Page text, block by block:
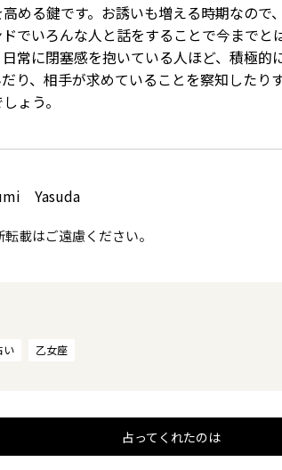
める鍵です。お誘いも増える時期なので
でいろんな人と話をすることで今まで
常に閉塞感を抱いている人ほど、積極的
り、相手が求めていることを察知したり
ょう。
Yasuda
載はご遠慮ください。
い 乙女座
占ってくれたのは